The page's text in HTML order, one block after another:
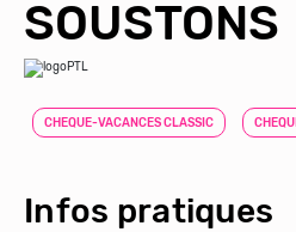
SOUSTONS
CHEQUE-VACANCES CLASSIC
Infos pratiques